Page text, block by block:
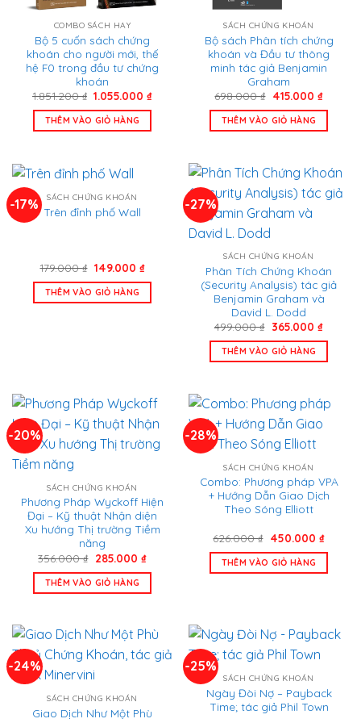
COMBO SÁCH HAY
Bộ 5 cuốn sách chứng
khoán cho người mới, thế
hệ F0 trong đầu tư chứng
khoán
1.851.200₫ Giá
là:
1.851.200 ₫.
1.055.000₫Giá
THÊM VÀO GIỎ HÀNG
SÁCH CHỨNG KHOÁN
Bộ sách Phân tích chứng
khoán và Đầu tư thông
minh tác giả Benjamin
Graham
698.000₫ Giá
là:
698.000 ₫.
415.000 ₫Giá
tại
THÊM VÀO GIỎ HÀNG
-17% SÁCH CHỨNG KHOÁN
Trên đỉnh phố Wall
179.000₫ Giá
là:
179.000 ₫.
149.000 ₫Giá
tại
THÊM VÀO GIỎ HÀNG
-27%
SÁCH CHỨNG KHOÁN
Phân Tích Chứng Khoán
(Security Analysis) tác giả
Benjamin Graham và
David L. Dodd
499.000₫ Giá
là:
499.000 ₫.
365.000 ₫Giá
tại
THÊM VÀO GIỎ HÀNG
-20%
SÁCH CHỨNG KHOÁN
Phương Pháp Wyckoff Hiện
Đại – Kỹ thuật Nhận diện
Xu hướng Thị trường Tiềm
năng
356.000₫ Giá
là:
356.000 ₫.
285.000 ₫Giá
tại
THÊM VÀO GIỎ HÀNG
-28%
SÁCH CHỨNG KHOÁN
Combo: Phương pháp VPA
+ Hướng Dẫn Giao Dịch
Theo Sóng Elliott
626.000₫ Giá
là:
626.000 ₫.
450.000 ₫Giá
tại
THÊM VÀO GIỎ HÀNG
-24%
SÁCH CHỨNG KHOÁN
Giao Dịch Như Một Phù
-25%
SÁCH CHỨNG KHOÁN
Ngày Đòi Nợ – Payback
Time; tác giả Phil Town